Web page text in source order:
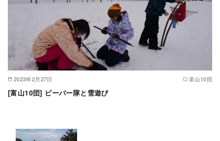
2023年2月27日 富山10団
[富山10団] ビーバー隊と雪遊び